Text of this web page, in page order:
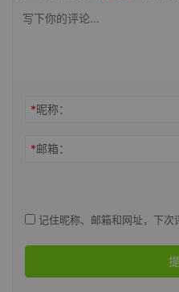
*昵称：
*邮箱：
记住昵称、邮箱和网址，下次